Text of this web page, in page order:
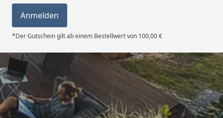
Dacheindeckung
Selbstklebende Dachbahn auf
Dachbahnbedarf: 6 Rollen à 5
Aluminium Blendenabdeckung
für Front und Seiten, Bedarf:
8 Stück
Anmelden
*Der Gutschein gilt ab einem Bestellwert von 100,00 €
Trusted Shops
5,00/ 5